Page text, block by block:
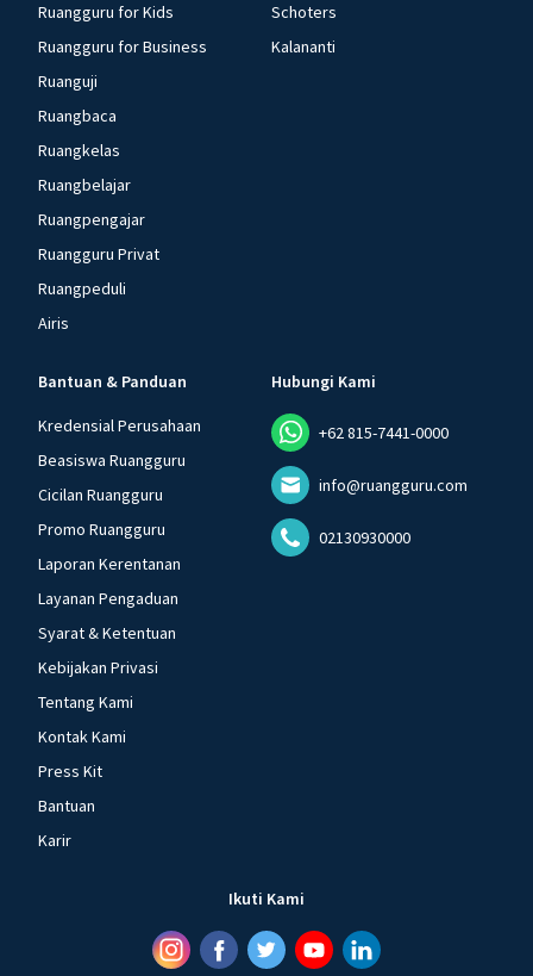
Ruangguru for Kids
Ruangguru for Business
Ruanguji
Ruangbaca
Ruangkelas
Ruangbelajar
Ruangpengajar
Ruangguru Privat
Ruangpeduli
Airis
Schoters
Kalananti
Bantuan & Panduan
Kredensial Perusahaan
Beasiswa Ruangguru
Cicilan Ruangguru
Promo Ruangguru
Laporan Kerentanan
Layanan Pengaduan
Syarat & Ketentuan
Kebijakan Privasi
Tentang Kami
Kontak Kami
Press Kit
Bantuan
Karir
Hubungi Kami
+62 815-7441-0000
info@ruangguru.com
02130930000
Ikuti Kami